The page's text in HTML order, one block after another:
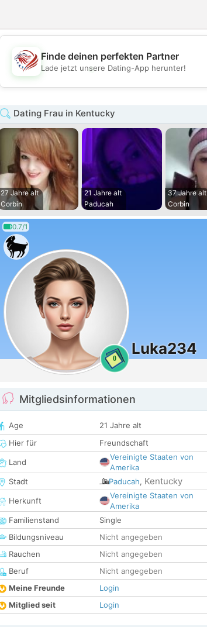
Finde deinen perfekten Partner
Lade jetzt unsere Dating-App herunter!
Dating Frau in Kentucky
27 Jahre alt
Corbin
21 Jahre alt
Paducah
37 Jahre alt
Corbin
0.7/1
0
Luka234
Mitgliedsinformationen
Age
21 Jahre alt
Hier für
Freundschaft
Land
Vereinigte Staaten von
Amerika
Stadt
Paducah, Kentucky
Herkunft
Vereinigte Staaten von
Amerika
Familienstand
Single
Bildungsniveau
Nicht angegeben
Rauchen
Nicht angegeben
Beruf
Nicht angegeben
Meine Freunde
Login
Mitglied seit
Login